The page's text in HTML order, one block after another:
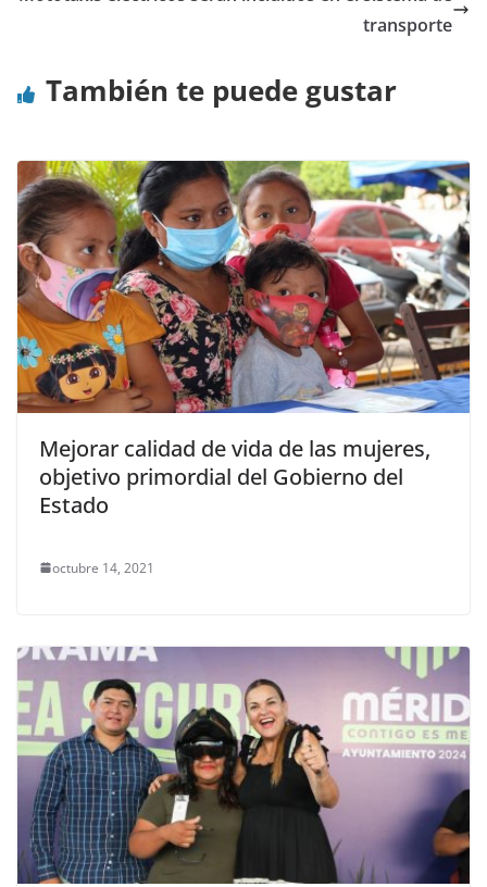
transporte
También te puede gustar
Mejorar calidad de vida de las mujeres,
objetivo primordial del Gobierno del
Estado
octubre 14, 2021